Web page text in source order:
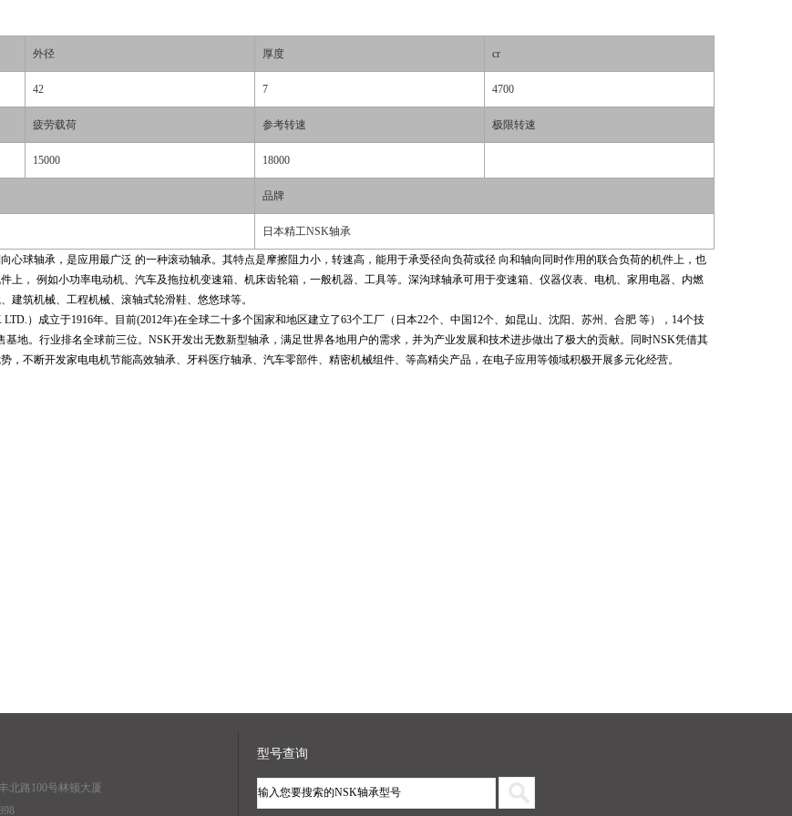
外径 厚度 cr
42 7 4700
疲劳载荷 参考转速 极限转速
15000 18000
品牌
日本精工NSK轴承
心球轴承，是应用最广泛 的一种滚动轴承。其特点是摩擦阻力小，转速高，能用于承受径向负荷或径 向和轴向同时作用的联合负荷的机件上，也
上， 例如小功率电动机、汽车及拖拉机变速箱、机床齿轮箱，一般机器、工具等。深沟球轴承可用于变速箱、仪器仪表、电机、家用电器、内燃
建筑机械、工程机械、滚轴式轮滑鞋、悠悠球等。
）成立于1916年。目前(2012年)在全球二十多个国家和地区建立了63个工厂（日本22个、中国12个、如昆山、沈阳、苏州、合肥 等），14个技
基地。行业排名全球前三位。NSK开发出无数新型轴承，满足世界各地用户的需求，并为产业发展和技术进步做出了极大的贡献。同时NSK凭借其
，不断开发家电电机节能高效轴承、牙科医疗轴承、汽车零部件、精密机械组件、等高精尖产品，在电子应用等领域积极开展多元化经营。
北路100号林顿大厦
型号查询